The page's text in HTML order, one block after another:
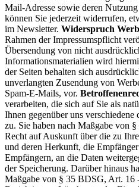
Mail-Adresse sowie deren
können Sie jederzeit widerrufen,
im Newsletter. Widerspruch
Rahmen der Impressumspflicht
Übersendung von nicht
Informationsmaterialien wird
der Seiten behalten sich
unverlangten Zusendung von
Spam-E-Mails, vor.
verarbeiten, die sich auf Sie als
Ihnen gegenüber uns
zu. Sie haben nach Maßgabe von
Recht auf Auskunft über die zu
und deren Herkunft, die
Empfängern, an die Daten
der Speicherung. Darüber hinaus
Maßgabe von § 35 BDSG, Art.